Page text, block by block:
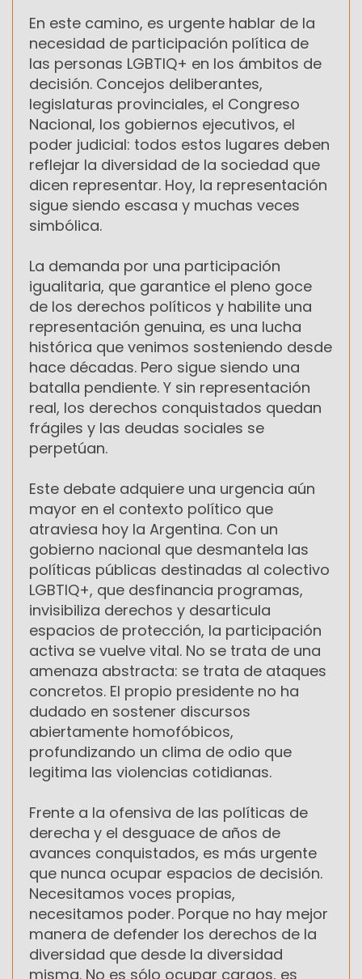
En este camino, es urgente hablar de la
necesidad de participación política de
las personas LGBTIQ+ en los ámbitos de
decisión. Concejos deliberantes,
legislaturas provinciales, el Congreso
Nacional, los gobiernos ejecutivos, el
poder judicial: todos estos lugares deben
reflejar la diversidad de la sociedad que
dicen representar. Hoy, la representación
sigue siendo escasa y muchas veces
simbólica.
La demanda por una participación
igualitaria, que garantice el pleno goce
de los derechos políticos y habilite una
representación genuina, es una lucha
histórica que venimos sosteniendo desde
hace décadas. Pero sigue siendo una
batalla pendiente. Y sin representación
real, los derechos conquistados quedan
frágiles y las deudas sociales se
perpetúan.
Este debate adquiere una urgencia aún
mayor en el contexto político que
atraviesa hoy la Argentina. Con un
gobierno nacional que desmantela las
políticas públicas destinadas al colectivo
LGBTIQ+, que desfinancia programas,
invisibiliza derechos y desarticula
espacios de protección, la participación
activa se vuelve vital. No se trata de una
amenaza abstracta: se trata de ataques
concretos. El propio presidente no ha
dudado en sostener discursos
abiertamente homofóbicos,
profundizando un clima de odio que
legitima las violencias cotidianas.
Frente a la ofensiva de las políticas de
derecha y el desguace de años de
avances conquistados, es más urgente
que nunca ocupar espacios de decisión.
Necesitamos voces propias,
necesitamos poder. Porque no hay mejor
manera de defender los derechos de la
diversidad que desde la diversidad
misma. No es sólo ocupar cargos, es